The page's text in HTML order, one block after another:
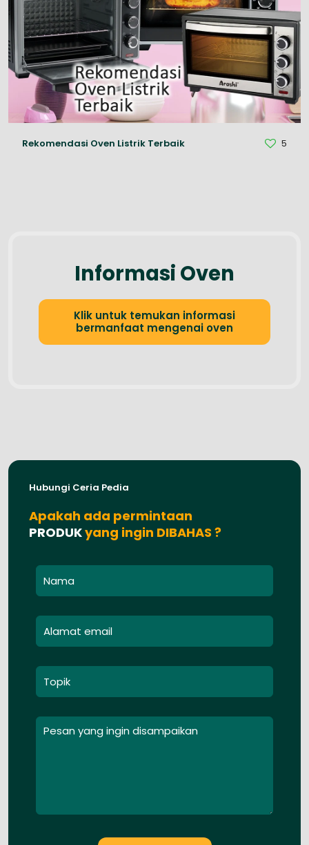
Rekomendasi Oven Listrik Terbaik 5
Informasi Oven
Klik untuk temukan informasi
bermanfaat mengenai oven
Hubungi Ceria Pedia
Apakah ada permintaan
PRODUKyang ingin DIBAHAS ?